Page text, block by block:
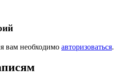
вам необходимо авторизоваться.